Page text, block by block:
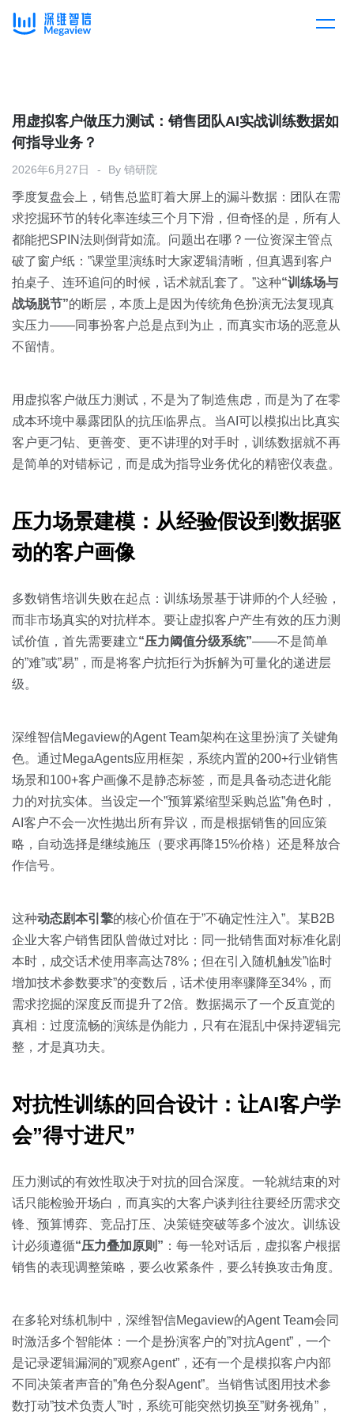
产品总览
产品集成
下载客户端
解决方案
按行业
消费医疗
教育
汽车
金融
按角色
销售管理
交易跟进
培训辅导
客户案例
开放平台
定价
资源中心
资源中心
全部
白皮书
关于我们
预约演示
用虚拟客户做压力测试：销售团队AI实战训练数据如
何指导业务？
2026年6月27日 By 销研院
季度复盘会上，销售总监盯着大屏上的漏斗数据：团队在需
求挖掘环节的转化率连续三个月下滑，但奇怪的是，所有人
都能把SPIN法则倒背如流。问题出在哪？一位资深主管点
破了窗户纸：”课堂里演练时大家逻辑清晰，但真遇到客户
拍桌子、连环追问的时候，话术就乱套了。”这种“训练场与
战场脱节”的断层，本质上是因为传统角色扮演无法复现真
实压力——同事扮客户总是点到为止，而真实市场的恶意从
不留情。
用虚拟客户做压力测试，不是为了制造焦虑，而是为了在零
成本环境中暴露团队的抗压临界点。当AI可以模拟出比真实
客户更刁钻、更善变、更不讲理的对手时，训练数据就不再
是简单的对错标记，而是成为指导业务优化的精密仪表盘。
压力场景建模：从经验假设到数据驱
动的客户画像
多数销售培训失败在起点：训练场景基于讲师的个人经验，
而非市场真实的对抗样本。要让虚拟客户产生有效的压力测
试价值，首先需要建立“压力阈值分级系统”——不是简单
的”难”或”易”，而是将客户抗拒行为拆解为可量化的递进层
级。
深维智信Megaview的Agent Team架构在这里扮演了关键角
色。通过MegaAgents应用框架，系统内置的200+行业销售
场景和100+客户画像不是静态标签，而是具备动态进化能
力的对抗实体。当设定一个”预算紧缩型采购总监”角色时，
AI客户不会一次性抛出所有异议，而是根据销售的回应策
略，自动选择是继续施压（要求再降15%价格）还是释放合
作信号。
这种动态剧本引擎的核心价值在于”不确定性注入”。某B2B
企业大客户销售团队曾做过对比：同一批销售面对标准化剧
本时，成交话术使用率高达78%；但在引入随机触发”临时
增加技术参数要求”的变数后，话术使用率骤降至34%，而
需求挖掘的深度反而提升了2倍。数据揭示了一个反直觉的
真相：过度流畅的演练是伪能力，只有在混乱中保持逻辑完
整，才是真功夫。
对抗性训练的回合设计：让AI客户学
会”得寸进尺”
压力测试的有效性取决于对抗的回合深度。一轮就结束的对
话只能检验开场白，而真实的大客户谈判往往要经历需求交
锋、预算博弈、竞品打压、决策链突破等多个波次。训练设
计必须遵循“压力叠加原则” ：每一轮对话后，虚拟客户根据
销售的表现调整策略，要么收紧条件，要么转换攻击角度。
在多轮对练机制中，深维智信Megaview的Agent Team会同
时激活多个智能体：一个是扮演客户的”对抗Agent”，一个
是记录逻辑漏洞的”观察Agent”，还有一个是模拟客户内部
不同决策者声音的”角色分裂Agent”。当销售试图用技术参
数打动”技术负责人”时，系统可能突然切换至”财务视角”，